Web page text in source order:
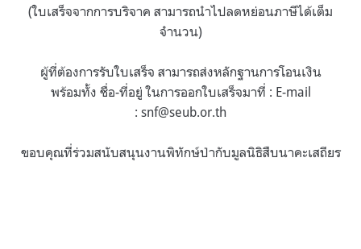
(ใบเสร็จจากการบริจาค สามารถนำไปลดหย่อนภาษีได้เต็ม
จำนวน)
ผู้ที่ต้องการรับใบเสร็จ สามารถส่งหลักฐานการโอนเงิน
พร้อมทั้ง ชื่อ-ที่อยู่ ในการออกใบเสร็จมาที่ : E-mail
: snf@seub.or.th
ขอบคุณที่ร่วมสนับสนุนงานพิทักษ์ป่ากับมูลนิธิสืบนาคะเสถียร